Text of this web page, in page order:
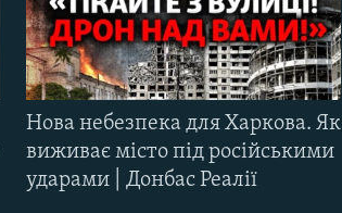
Нова небезпека для Харкова. Як
виживає місто під російськими
ударами | Донбас Реалії